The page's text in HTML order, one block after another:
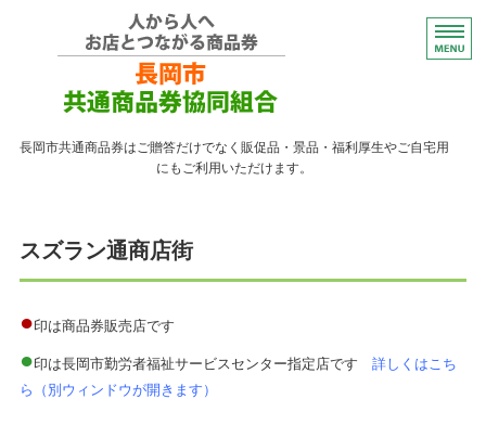
コンパクトなプレゼン
長岡市共通商品券はご贈答だけでなく販促品・景品・福利厚生やご自宅用
にもご利用いただけます。
よくある質問
スズラン通商店街
●印は商品券販売店です
●印は長岡市勤労者福祉サービスセンター指定店です 詳しくはこち
ら（別ウィンドウが開きます）